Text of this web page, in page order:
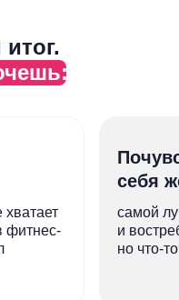
себя
самой
и
но что-
хватает
фитнес-